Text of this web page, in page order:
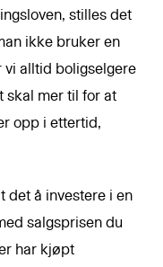
stilles det
ikke bruker en
vi alltid boligselgere
skal mer til for at
opp i ettertid,
det å investere i en
salgsprisen du
har kjøpt